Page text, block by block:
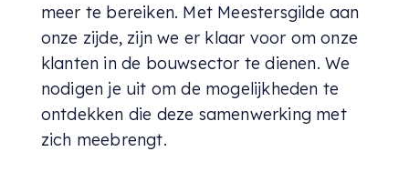
meer te bereiken. Met Meestersgilde aan
onze zijde, zijn we er klaar voor om onze
klanten in de bouwsector te dienen. We
nodigen je uit om de mogelijkheden te
ontdekken die deze samenwerking met
zich meebrengt.